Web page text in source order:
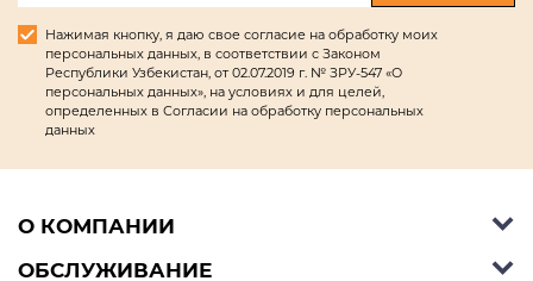
Нажимая кнопку, я даю свое согласие на обработку моих
персональных данных, в соответствии с Законом
Республики Узбекистан, от 02.07.2019 г. № ЗРУ-547 «О
персональных данных», на условиях и для целей,
определенных в Согласии на обработку персональных
данных
О КОМПАНИИ
Об Ashley Furniture HomeStore
ОБСЛУЖИВАНИЕ